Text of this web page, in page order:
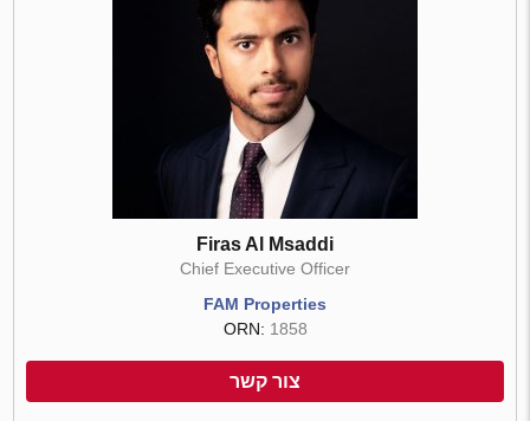
Firas Al Msaddi
Chief Executive Officer
FAM Properties
ORN: 1858
צור קשר